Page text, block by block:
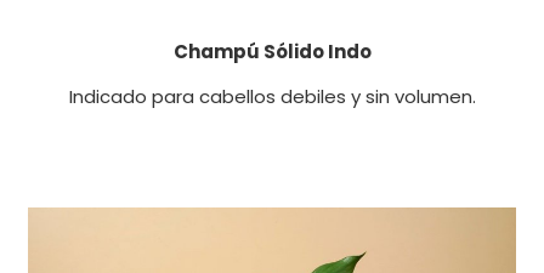
Champú Sólido Indo
Indicado para cabellos debiles y sin volumen.